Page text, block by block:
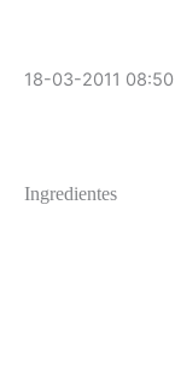
18-03-2011 08:50
Ingredientes